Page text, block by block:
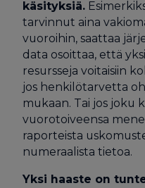
käsityksiä.
tarvinnut aina
vuoroihin, saattaa
data osoittaa, että
resursseja voitaisiin
jos henkilötarvetta
mukaan. Tai jos joku
vuorotoiveensa
raporteista
numeraalista tietoa.
Yksi haaste on